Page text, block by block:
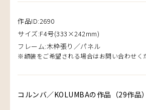
作品ID:2690
サイズ:F4号(333×242mm)
フレーム:木枠張り／パネル
※額装をご希望される場合はお問い合わせく
コルンバ／KOLUMBAの作品（29作品）